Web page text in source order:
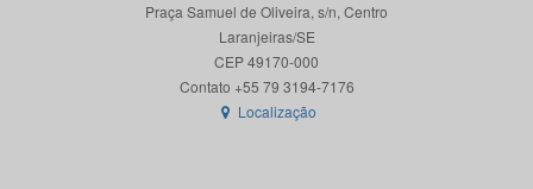
Praça Samuel de Oliveira, s/n, Centro
Laranjeiras/SE
CEP 49170-000
Localização